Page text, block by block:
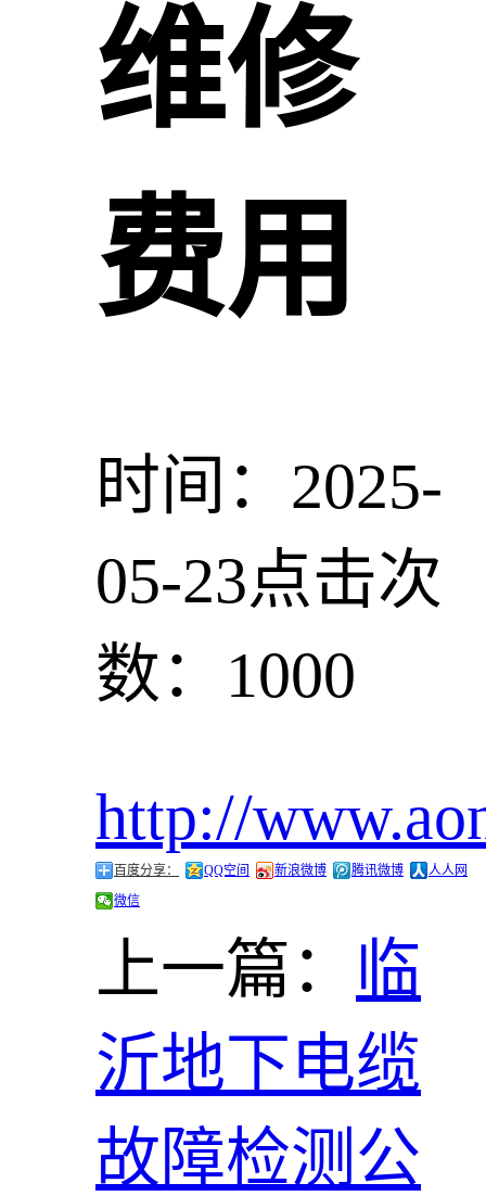
维修
费用
时间：2025-
05-23点击次
数：1000
http://
百度分享： QQ空间 新浪微博 腾讯微博
人人网
微信
上一篇： 临
沂地下电缆
故障检测公